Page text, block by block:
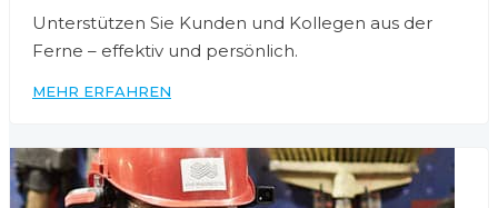
Unterstützen Sie Kunden und Kollegen aus der
Ferne – effektiv und persönlich.
MEHR ERFAHREN